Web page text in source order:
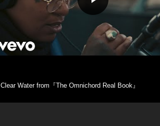
Clear Water from『The Omnichord Real Book』